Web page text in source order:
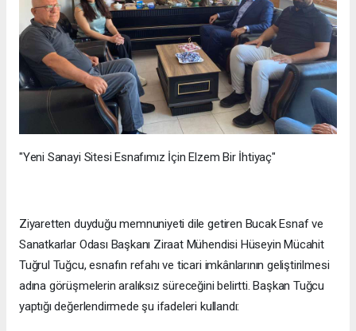
"Yeni Sanayi Sitesi Esnafımız İçin Elzem Bir İhtiyaç"
Ziyaretten duyduğu memnuniyeti dile getiren Bucak Esnaf ve
Sanatkarlar Odası Başkanı Ziraat Mühendisi Hüseyin Mücahit
Tuğrul Tuğcu, esnafın refahı ve ticari imkânlarının geliştirilmesi
adına görüşmelerin aralıksız süreceğini belirtti. Başkan Tuğcu
yaptığı değerlendirmede şu ifadeleri kullandı: